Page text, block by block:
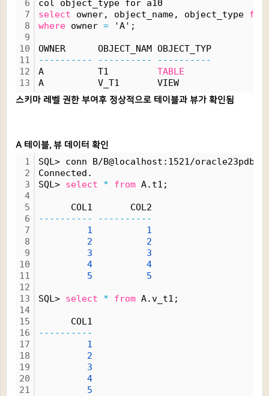
6
7
8
9
10
11
12
13
col object_type for a10
select owner, object_name, object_type
where owner = 'A';
OWNER      OBJECT_NAM OBJECT_TYP
----------
----------
----------
A          T1 TABLE
A          V_T1       VIEW
스키마 레벨 권한 부여후 정상적으로 테이블과 뷰가 확인됨
A 테이블, 뷰 데이터 확인
1
2
3
4
5
6
7
8
9
10
11
12
13
14
15
16
17
18
19
20
21
SQL> conn B/B@localhost:1521/oracle23pdb1
Connected.
SQL> select * from A.t1;
COL1       COL2
----------
----------
1
1
2
2
3
3
4
4
5
5
SQL> select * from A.v_t1;
COL1
----------
1
2
3
4
5